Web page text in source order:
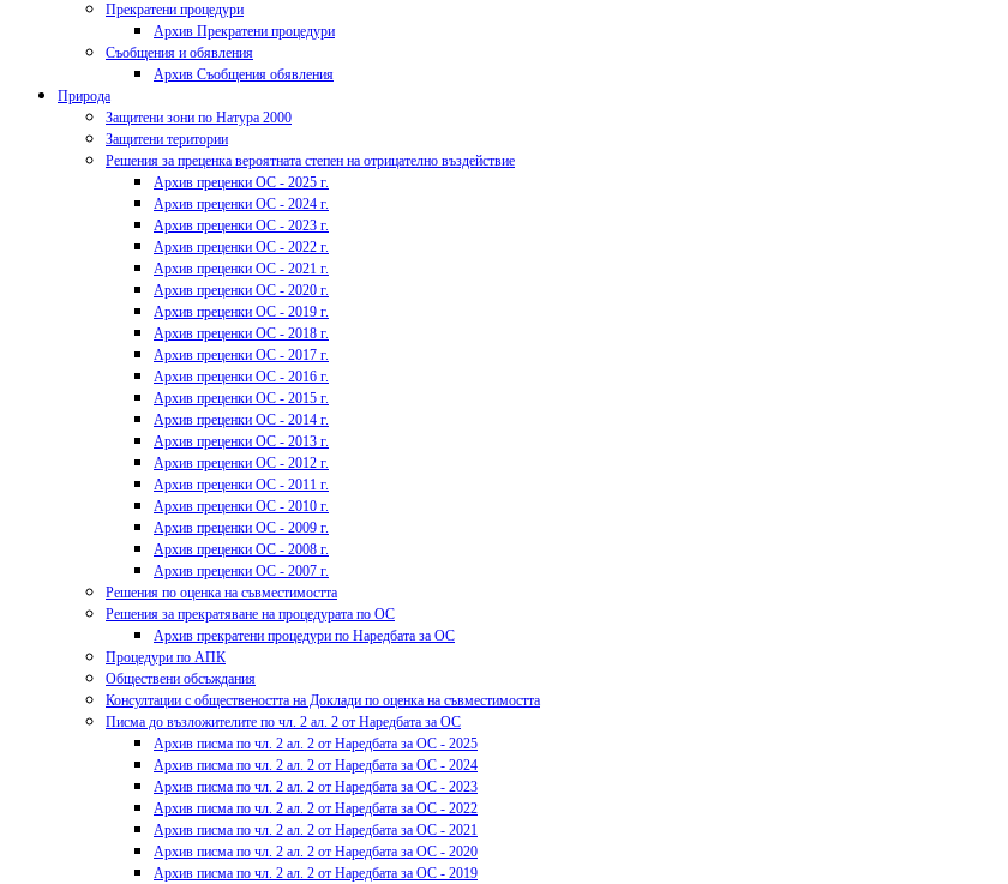
Прекратени процедури
Архив Прекратени процедури
Съобщения и обявления
Архив Съобщения обявления
Природа
Защитени зони по Натура 2000
Защитени територии
Решения за преценка вероятната степен на отрицателно въздействие
Архив преценки ОС - 2025 г.
Архив преценки ОС - 2024 г.
Архив преценки ОС - 2023 г.
Архив преценки ОС - 2022 г.
Архив преценки ОС - 2021 г.
Архив преценки ОС - 2020 г.
Архив преценки ОС - 2019 г.
Архив преценки ОС - 2018 г.
Архив преценки ОС - 2017 г.
Архив преценки ОС - 2016 г.
Архив преценки ОС - 2015 г.
Архив преценки ОС - 2014 г.
Архив преценки ОС - 2013 г.
Архив преценки ОС - 2012 г.
Архив преценки ОС - 2011 г.
Архив преценки ОС - 2010 г.
Архив преценки ОС - 2009 г.
Архив преценки ОС - 2008 г.
Архив преценки ОС - 2007 г.
Решения по оценка на съвместимостта
Решения за прекратяване на процедурата по ОС
Архив прекратени процедури по Наредбата за ОС
Процедури по АПК
Обществени обсъждания
Консултации с обществеността на Доклади по оценка на съвместимостта
Писма до възложителите по чл. 2 ал. 2 от Наредбата за ОС
Архив писма по чл. 2 ал. 2 от Наредбата за ОС - 2025
Архив писма по чл. 2 ал. 2 от Наредбата за ОС - 2024
Архив писма по чл. 2 ал. 2 от Наредбата за ОС - 2023
Архив писма по чл. 2 ал. 2 от Наредбата за ОС - 2022
Архив писма по чл. 2 ал. 2 от Наредбата за ОС - 2021
Архив писма по чл. 2 ал. 2 от Наредбата за ОС - 2020
Архив писма по чл. 2 ал. 2 от Наредбата за ОС - 2019